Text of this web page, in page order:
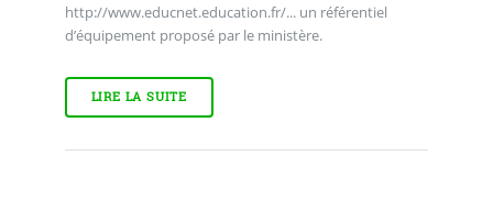
http://www.educnet.education.fr/... un référentiel
d’équipement proposé par le ministère.
LIRE LA SUITE